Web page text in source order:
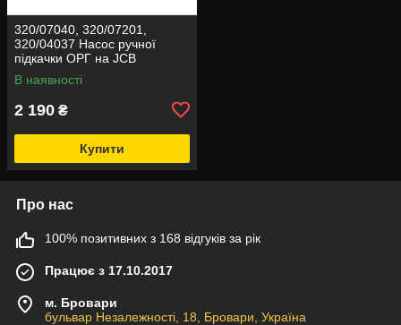
320/07040, 320/07201,
320/04037 Насос ручної
підкачки ОРГ на JCB
В наявності
2 190 ₴
Купити
Про нас
100% позитивних з 168 відгуків за рік
Працює з 17.10.2017
м. Бровари
бульвар Незалежності, 18, Бровари, Україна